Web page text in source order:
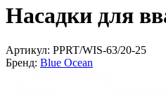
Насадки для
Артикул: PPRT/WIS-63/20-25
Бренд: Blue Ocean